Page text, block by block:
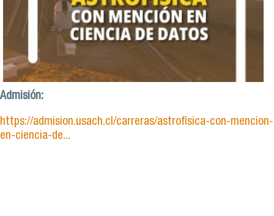
Admisión:
https://admision.usach.cl/carreras/astrofisica-con-mencion-
en-ciencia-de...